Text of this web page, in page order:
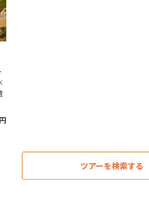
ツアーを検索する